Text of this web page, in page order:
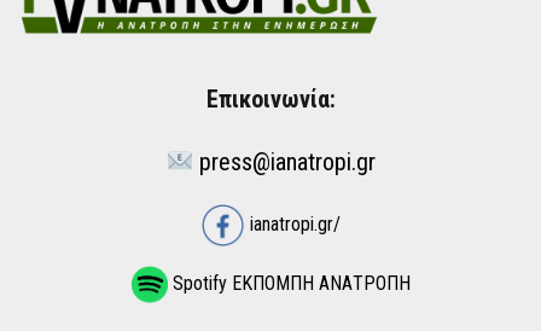
Επικοινωνία:
press@ianatropi.gr
ianatropi.gr/
Spotify ΕΚΠΟΜΠΗ ΑΝΑΤΡΟΠΗ